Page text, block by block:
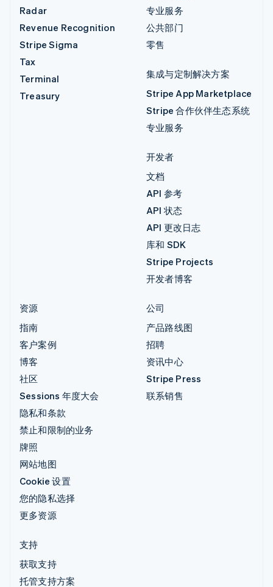
Radar
Revenue Recognition
Stripe Sigma
Tax
Terminal
Treasury
专业服务
公共部门
零售
集成与定制解决方案
Stripe App Marketplace
Stripe 合作伙伴生态系统
专业服务
开发者
文档
API 参考
API 状态
API 更改日志
库和 SDK
Stripe Projects
开发者博客
资源
指南
客户案例
博客
社区
Sessions 年度大会
隐私和条款
禁止和限制的业务
牌照
网站地图
Cookie 设置
您的隐私选择
更多资源
公司
产品路线图
招聘
资讯中心
Stripe Press
联系销售
支持
获取支持
托管支持方案